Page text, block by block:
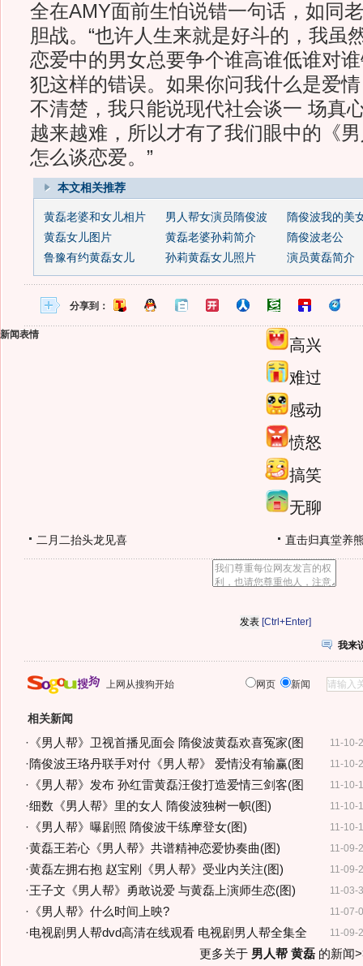
全在AMY面前生怕说错一句话，如同
胆战。“也许人生来就是好斗的，我虽
恋爱中的男女总要争个谁高谁低谁对
犯这样的错误。如果你问我什么是爱
不清楚，我只能说现代社会谈一 场真
越来越难，所以才有了我们眼中的《
怎么谈恋爱。”
本文相关推荐
黄磊老婆和女儿相片 男人帮女演员隋俊波
隋俊波我的美
黄磊女儿图片
黄磊老婆孙莉简介
隋俊波老公
鲁豫有约黄磊女儿
孙莉黄磊女儿照片 演员黄磊简介
分享到：
新闻表情
高兴
难过
感动
愤怒
搞笑
无聊
二月二抬头龙见喜 直击归真堂养
[Ctrl+Enter]
我来
上网从搜狗开始 网页 新闻
相关新闻
11-10-
· 《男人帮》卫视首播见面会 隋俊波黄磊欢喜冤家(图
11-10-
·隋俊波王珞丹联手对付《男人帮》 爱情没有输赢(图
11-10-
· 《男人帮》发布 孙红雷黄磊汪俊打造爱情三剑客(图
11-10-
·细数《男人帮》里的女人 隋俊波独树一帜(图)
11-10-
· 《男人帮》曝剧照 隋俊波干练摩登女(图)
11-09-
·黄磊王若心《男人帮》共谱精神恋爱协奏曲(图)
11-09-
·黄磊左拥右抱 赵宝刚《男人帮》受业内关注(图)
11-03-
·王子文《男人帮》勇敢说爱 与黄磊上演师生恋(图)
11-07-
· 《男人帮》什么时间上映?
11-09-
·电视剧男人帮dvd高清在线观看 电视剧男人帮全集全
更多关于 男人帮 黄磊的新闻